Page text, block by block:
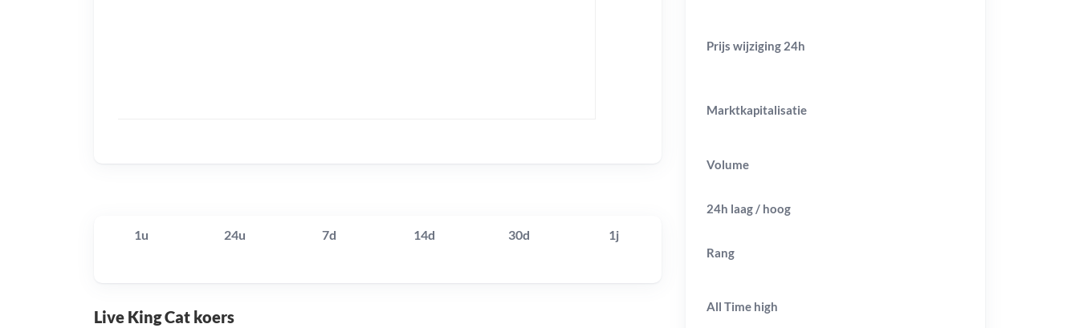
1u 24u 7d 14d 30d 1j
Live King Cat koers
Prijs wijziging 24h
Marktkapitalisatie
Volume
24h laag / hoog
Rang
All Time high